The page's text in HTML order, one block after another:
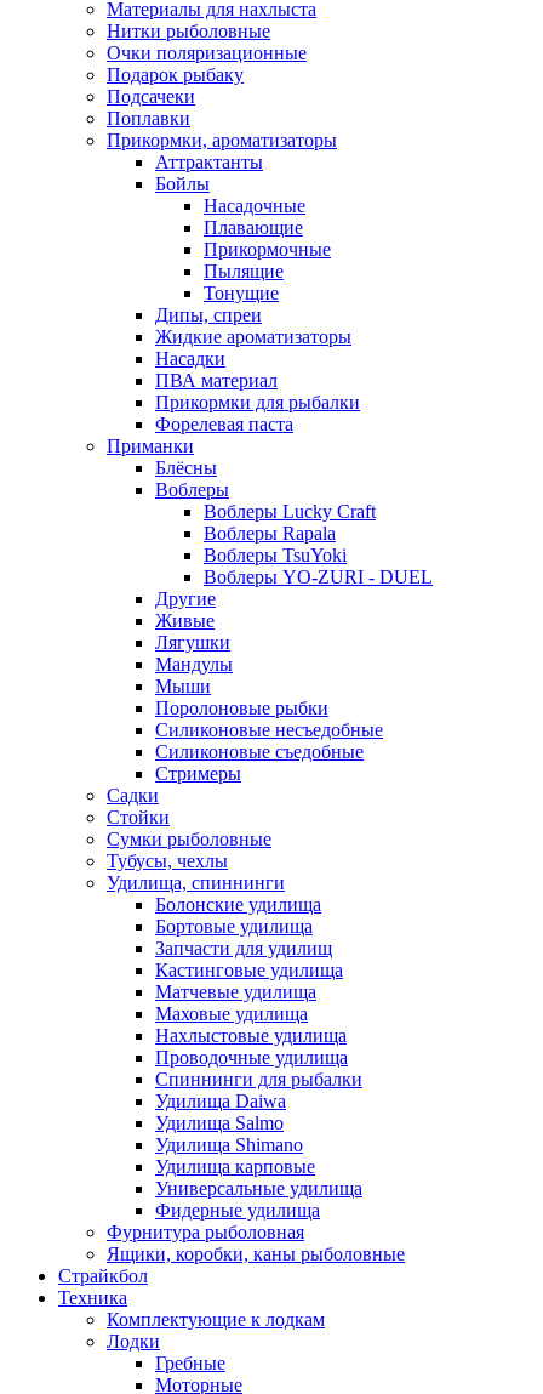
Материалы для нахлыста
Нитки рыболовные
Очки поляризационные
Подарок рыбаку
Подсачеки
Поплавки
Прикормки, ароматизаторы
Аттрактанты
Бойлы
Насадочные
Плавающие
Прикормочные
Пылящие
Тонущие
Дипы, спреи
Жидкие ароматизаторы
Насадки
ПВА материал
Прикормки для рыбалки
Форелевая паста
Приманки
Блёсны
Воблеры
Воблеры Lucky Craft
Воблеры Rapala
Воблеры TsuYoki
Воблеры YO-ZURI - DUEL
Другие
Живые
Лягушки
Мандулы
Мыши
Поролоновые рыбки
Силиконовые несъедобные
Силиконовые съедобные
Стримеры
Садки
Стойки
Сумки рыболовные
Тубусы, чехлы
Удилища, спиннинги
Болонские удилища
Бортовые удилища
Запчасти для удилищ
Кастинговые удилища
Матчевые удилища
Маховые удилища
Нахлыстовые удилища
Проводочные удилища
Спиннинги для рыбалки
Удилища Daiwa
Удилища Salmo
Удилища Shimano
Удилища карповые
Универсальные удилища
Фидерные удилища
Фурнитура рыболовная
Ящики, коробки, каны рыболовные
Страйкбол
Техника
Комплектующие к лодкам
Лодки
Гребные
Моторные